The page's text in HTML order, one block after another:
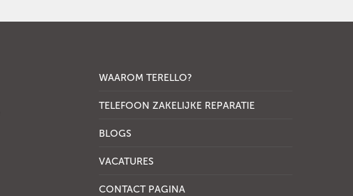
WAAROM TERELLO?
TELEFOON ZAKELIJKE REPARATIE
BLOGS
VACATURES
CONTACT PAGINA